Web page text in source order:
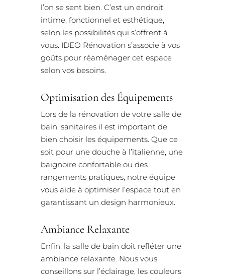
l’on se sent bien. C’est un endroit
intime, fonctionnel et esthétique,
selon les possibilités qui s’offrent à
vous. IDEO Rénovation s’associe à vos
goûts pour réaménager cet espace
selon vos besoins.
Optimisation des Équipements
Lors de la rénovation de votre salle de
bain, sanitaires il est important de
bien choisir les équipements. Que ce
soit pour une douche à l’italienne, une
baignoire confortable ou des
rangements pratiques, notre équipe
vous aide à optimiser l’espace tout en
garantissant un design harmonieux.
Ambiance Relaxante
Enfin, la salle de bain doit refléter une
ambiance relaxante. Nous vous
conseillons sur l’éclairage, les couleurs